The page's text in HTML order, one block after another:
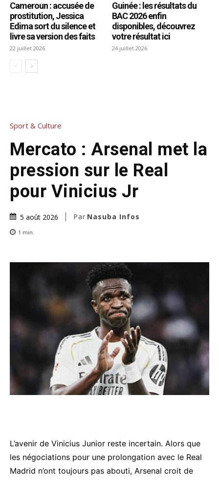
Cameroun : accusée de
prostitution, Jessica
Edima sort du silence et
livre sa version des faits
22 juillet 2026
Guinée : les résultats du
BAC 2026 enfin
disponibles, découvrez
votre résultat ici
24 juillet 2026